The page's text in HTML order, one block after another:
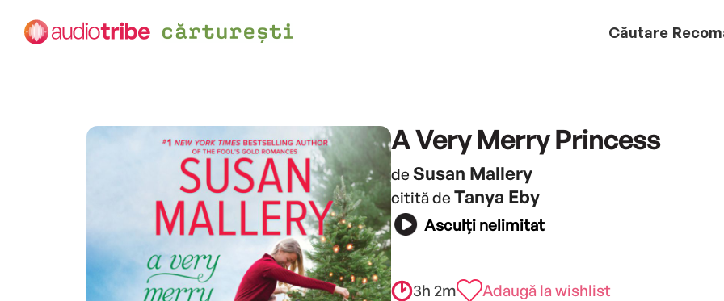
Căutare
A Very Merry Princess
de Susan Mallery
citită de Tanya Eby
Asculți nelimitat
3h 2m Adaugă la wishlist